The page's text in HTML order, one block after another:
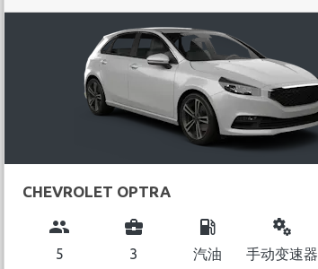
CHEVROLET OPTRA
group
5
business_center
3
local_gas_station
汽油
miscellaneous_services
手动变速器